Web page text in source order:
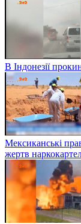
В Індонезії
Мексиканські
жертв